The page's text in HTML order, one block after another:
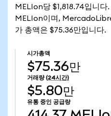
MELIon당 $1,818.74입니
MELIon이며,
가 총액은 $75.36만입니다.
시가총액
$75.36만
거래량 (24시간)
$5.80만
유통 중인 공급량